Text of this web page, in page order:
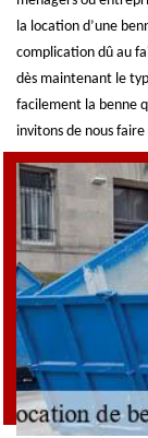
la location d’une
complication dû au
dès maintenant le
facilement la benne
invitons de nous faire